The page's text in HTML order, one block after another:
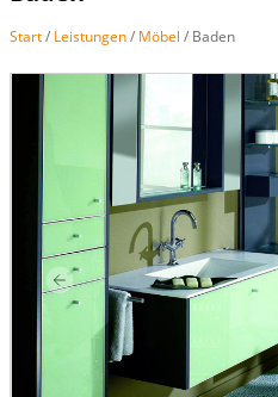
Start/ Leistungen/ Möbel / Baden